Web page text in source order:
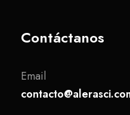
Contáctanos
Email